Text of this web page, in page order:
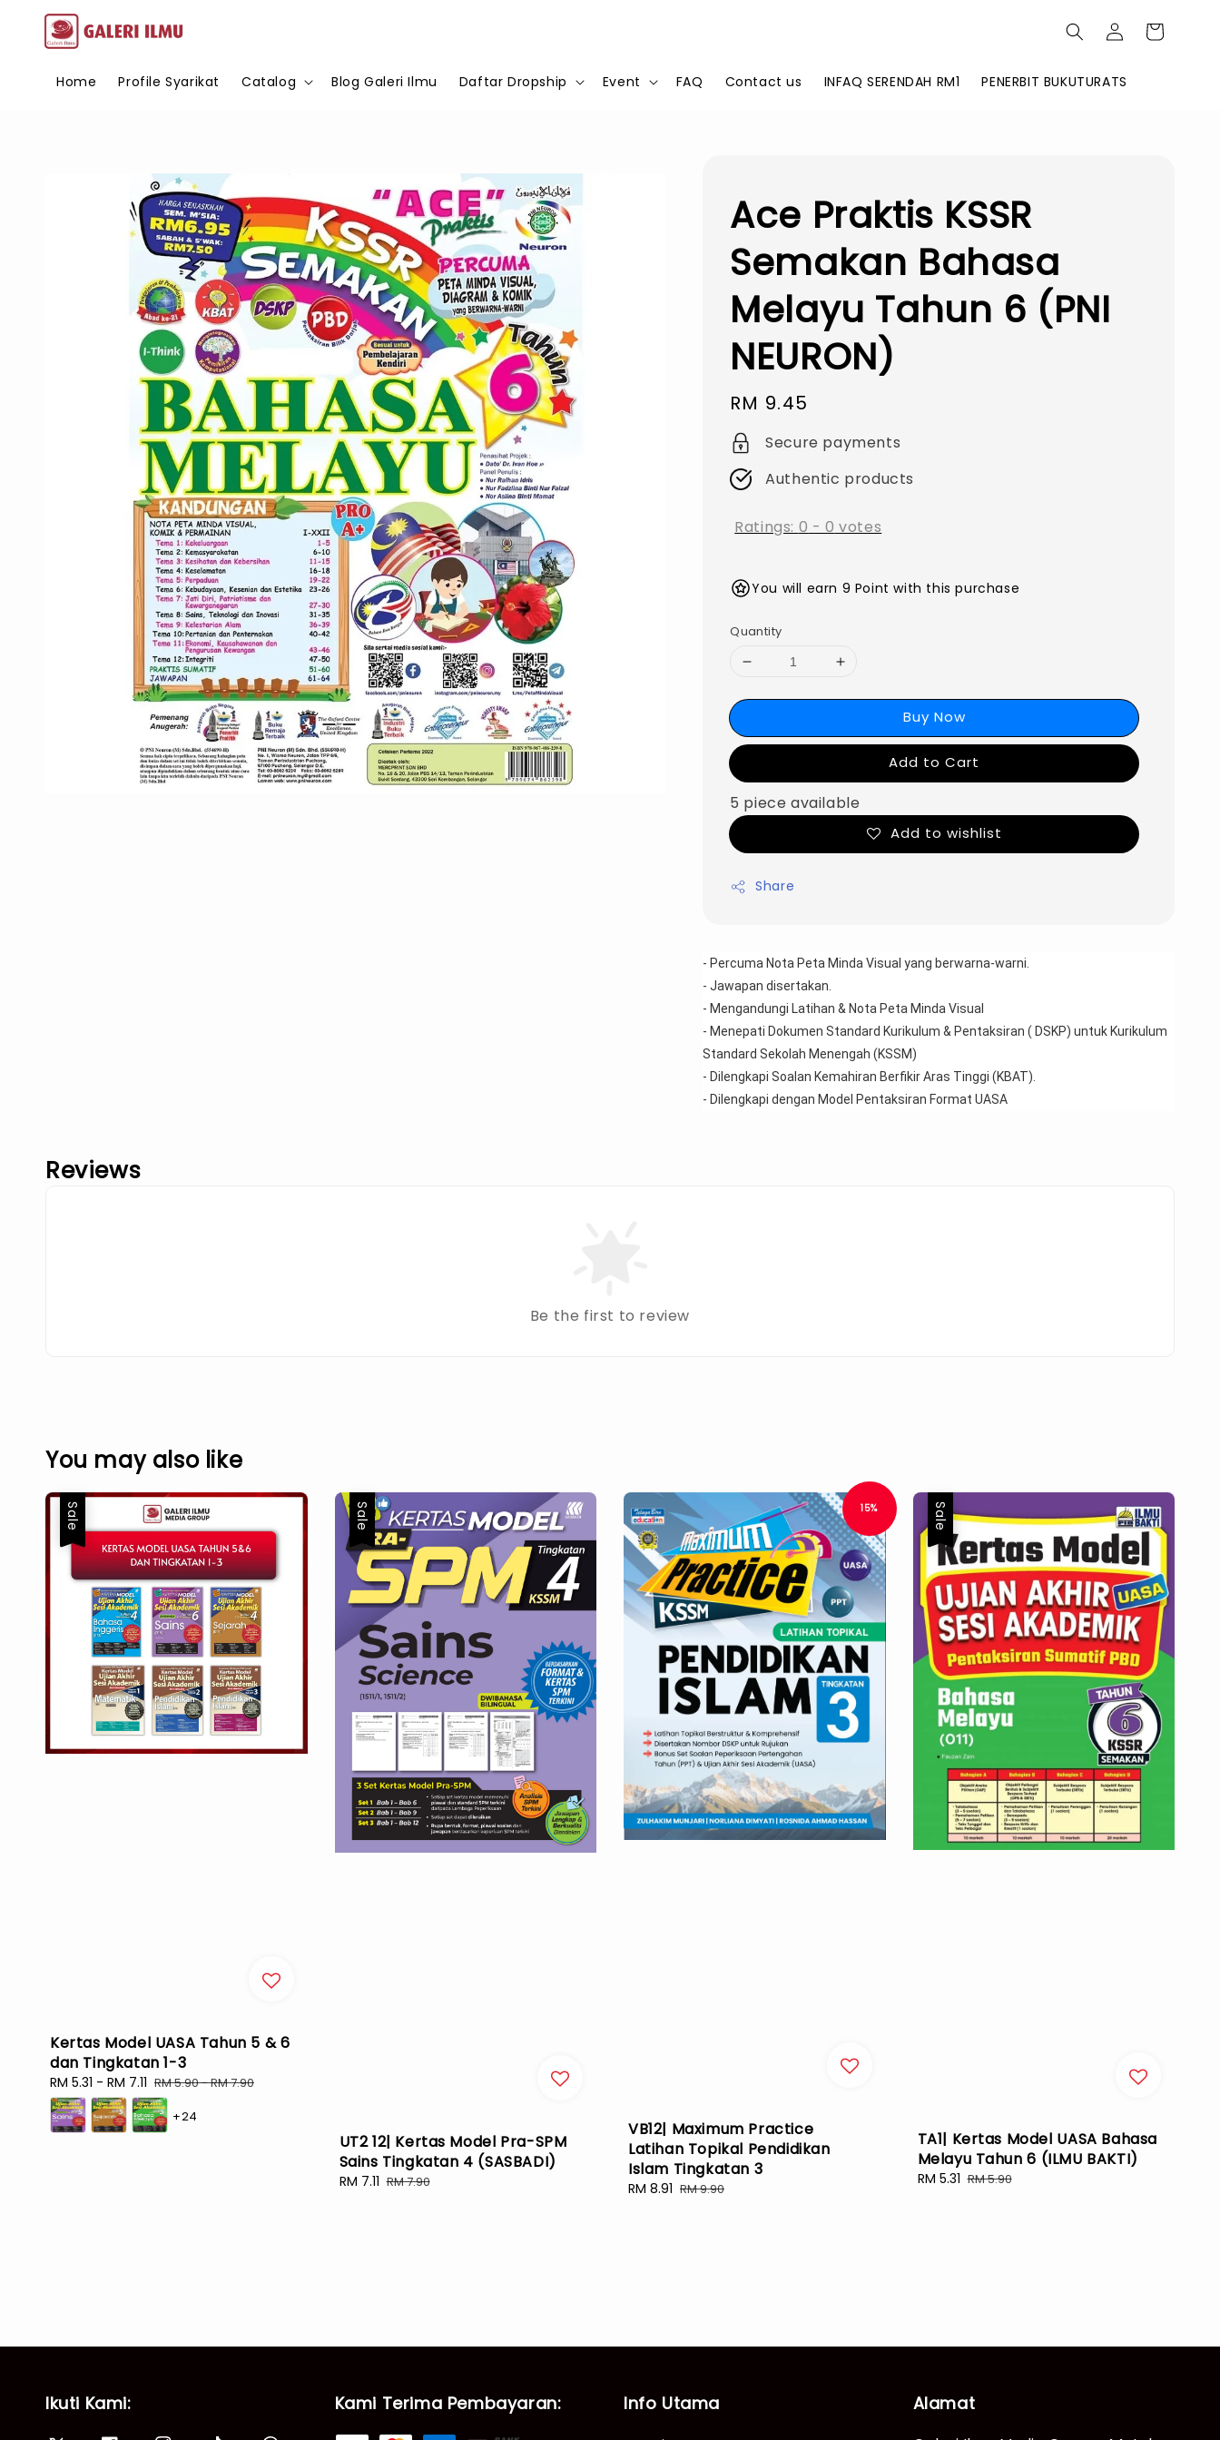
Home Profile Syarikat Catalog Blog Galeri Ilmu Daftar Dropship Event FAQ Contact us INFAQ SERENDAH RM1 PENERBIT BUKUTURATS
Ace Praktis KSSR
Semakan Bahasa
Melayu Tahun 6 (PNI
NEURON)
Regular
price
RM 9.45
Secure payments
Authentic products
Ratings: 0 -0 votes
You will earn 9 Point with this purchase
Quantity
Buy Now
Add to Cart
5 piece available
Add to wishlist
Share
- Percuma Nota Peta Minda Visual yang berwarna-warni.
- Jawapan disertakan.
- Mengandungi Latihan & Nota Peta Minda Visual
- Menepati Dokumen Standard Kurikulum & Pentaksiran ( DSKP) untuk Kurikulum
Standard Sekolah Menengah (KSSM)
- Dilengkapi Soalan Kemahiran Berfikir Aras Tinggi (KBAT).
- Dilengkapi dengan Model Pentaksiran Format UASA
Reviews
Be the first to review
You may also like
Sale
Kertas Model UASA Tahun 5 & 6
dan Tingkatan 1-3
Sale
price
RM 5.31 - RM 7.11 Regular
price
RM 5.90-RM 7.90
+24
Sale
UT2 12| Kertas Model Pra-SPM
Sains Tingkatan 4 (SASBADI)
Sale
RM 7.11 Regular
RM 7.90
15%
VB12| Maximum Practice
Latihan Topikal Pendidikan
Islam Tingkatan 3
Sale
RM 8.91 Regular
RM 9.90
Sale
TA1| Kertas Model UASA Bahasa
Melayu Tahun 6 (ILMU BAKTI)
Sale
RM 5.31 Regular
RM 5.90
Ikuti Kami: Kami Terima Pembayaran: Info Utama Alamat